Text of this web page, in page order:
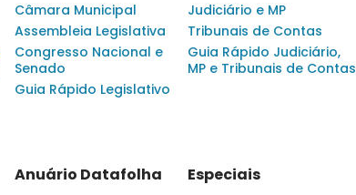
Câmara Municipal
Assembleia Legislativa
Congresso Nacional e
Senado
Guia Rápido Legislativo
Judiciário e MP
Tribunais de Contas
Guia Rápido Judiciário,
MP e Tribunais de Contas
Anuário Datafolha Especiais